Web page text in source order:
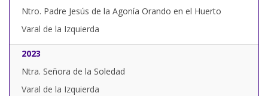
Ntro. Padre Jesús de la Agonía Orando en el Huerto
Varal de la Izquierda
2023
Ntra. Señora de la Soledad
Varal de la Izquierda